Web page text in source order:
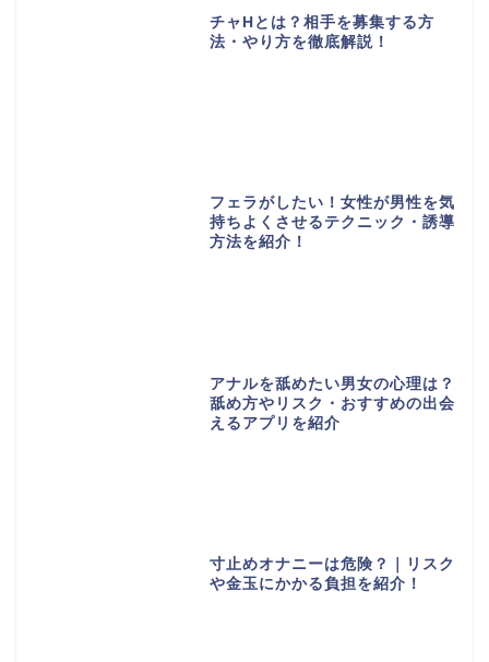
チャHとは？相手を募集する方
法・やり方を徹底解説！
フェラがしたい！女性が男性を気
持ちよくさせるテクニック・誘導
方法を紹介！
アナルを舐めたい男女の心理は？
舐め方やリスク・おすすめの出会
えるアプリを紹介
寸止めオナニーは危険？｜リスク
や金玉にかかる負担を紹介！